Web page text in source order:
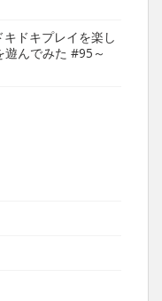
キドキプレイを楽し
んでみた #95～